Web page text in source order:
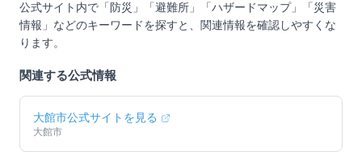
公式サイト内で「防災」「避難所」「ハザードマップ」「災害
情報」などのキーワードを探すと、関連情報を確認しやすくな
ります。
関連する公式情報
大館市公式サイトを見る
大館市